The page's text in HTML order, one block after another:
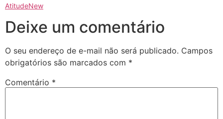
AtitudeNew
Deixe um comentário
O seu endereço de e-mail não será publicado. Campos
obrigatórios são marcados com *
Comentário *